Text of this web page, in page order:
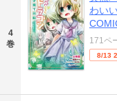
4
巻
わい
171ペ
8/13